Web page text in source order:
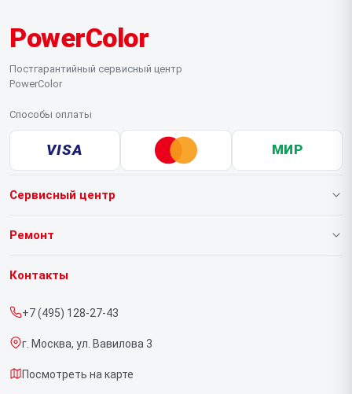
PowerColor
Постгарантийный сервисный центр
PowerColor
Способы оплаты
VISA МИР
Сервисный центр
О нашем сервисе
Срочный ремонт
Доставка и способы оплаты
Диагностика
Ремонт
Видеокарт
Контакты
+7 (495) 128-27-43
г. Москва, ул. Вавилова 3
Посмотреть на карте